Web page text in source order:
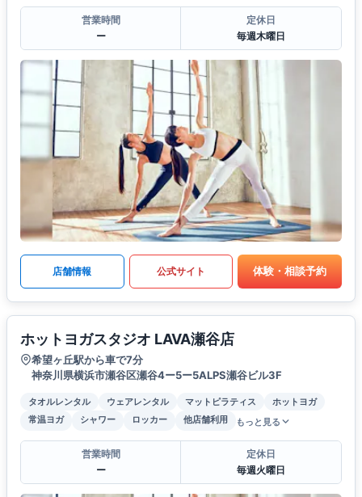
営業時間
ー
定休日
毎週木曜日
店舗情報 公式サイト 体験・相談予約
ホットヨガスタジオ LAVA瀬谷店
希望ヶ丘駅から車で7分
神奈川県横浜市瀬谷区瀬谷4ー5ー5ALPS瀬谷ビル3F
タオルレンタル ウェアレンタル マットピラティス
ホットヨガ
常温ヨガ
シャワー ロッカー 他店舗利用 もっと見る
営業時間
ー
定休日
毎週火曜日